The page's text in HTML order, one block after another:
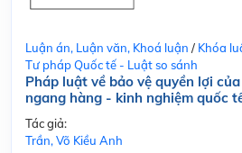
Luận án, Luận văn, Khoá luận / Khóa
Tư pháp Quốc tế - Luật so sánh
Pháp luật về bảo vệ quyền lợi
ngang hàng - kinh nghiệm quốc
Tác giả:
Trần, Võ Kiều Anh